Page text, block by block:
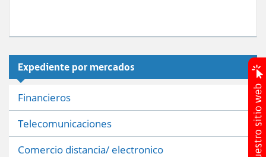
Expediente por mercados
Financieros
Telecomunicaciones
Comercio distancia/ electronico